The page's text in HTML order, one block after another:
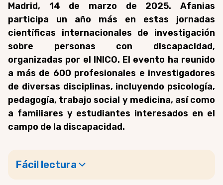
Madrid, 14 de marzo de 2025. Afanias
participa un año más en estas jornadas
científicas internacionales de investigación
sobre personas con discapacidad,
organizadas por el INICO. El evento ha reunido
a más de 600 profesionales e investigadores
de diversas disciplinas, incluyendo psicología,
pedagogía, trabajo social y medicina, así como
a familiares y estudiantes interesados en el
campo de la discapacidad.
Fácil lectura